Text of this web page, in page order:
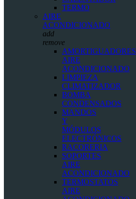
TERMO
AIRE
ACONDICIONADO
add
remove
AMORTIGUADORES
AIRE
ACONDICIONADO
LIMPIEZA
CLIMATIZADOR
BOMBA
CONDENSADOS
MANDOS
Y
MÓDULOS
ELECTRÓNICOS
RACORERIA
SOPORTES
AIRE
ACONDICIONADO
TERMOSTATOS
AIRE